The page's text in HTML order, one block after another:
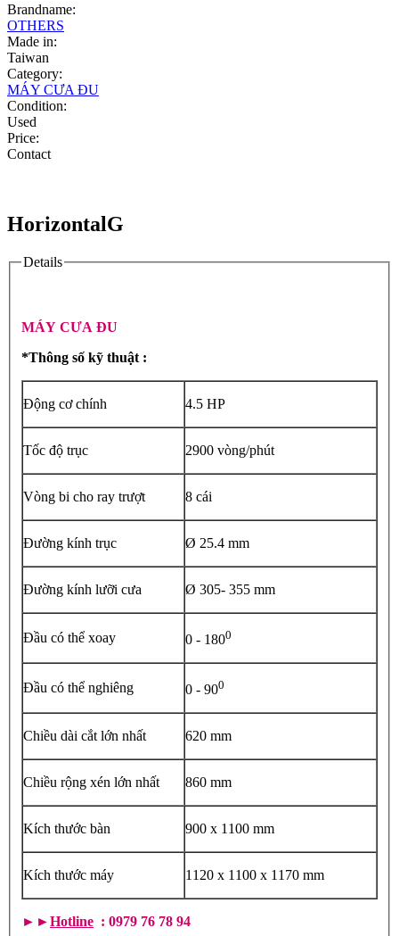
Brandname:
OTHERS
Made in:
Taiwan
Category:
MÁY CƯA ĐU
Condition:
Used
Price:
Contact
HorizontalG
Details
MÁY CƯA ĐU
*Thông số kỹ thuật :
Động cơ chính 4.5 HP
Tốc độ trục 2900 vòng/phút
Vòng bi cho ray trượt 8 cái
Đường kính trục Ø 25.4 mm
Đường kính lưỡi cưa Ø 305- 355 mm
Đầu có thể xoay 0 - 1800
Đầu có thể nghiêng 0 - 900
Chiều dài cắt lớn nhất 620 mm
Chiều rộng xén lớn nhất 860 mm
Kích thước bàn 900 x 1100 mm
Kích thước máy 1120 x 1100 x 1170 mm
►►Hotline : 0979 76 78 94